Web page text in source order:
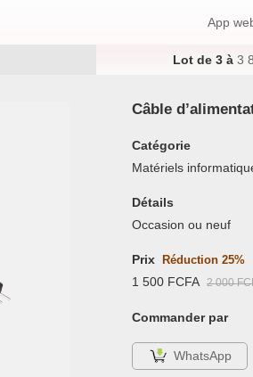
App
Evènement
Marketplace
Nos offres !
Lot de 3 à 3
Câble
Catégorie
Matériels
Détails
Occasion ou neuf
Prix Réduction 25%
1 500 FCFA 2 000
Commander par
WhatsApp